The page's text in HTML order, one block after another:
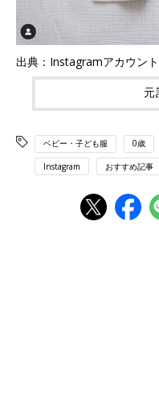
出典：Instagramアカウント
元
ベビー・子ども服 0歳
Instagram おすすめ記事